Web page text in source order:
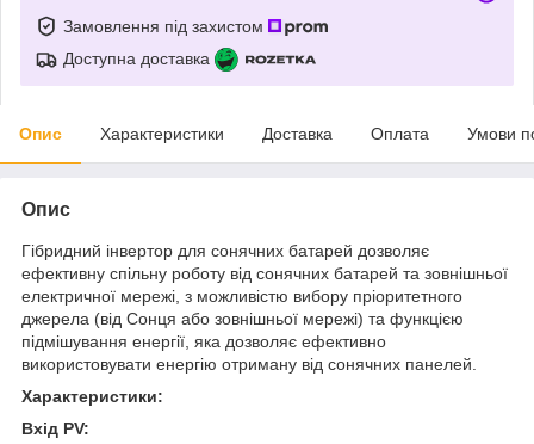
Замовлення під захистом
Доступна доставка
Опис Характеристики Доставка Оплата Умови
Опис
Гібридний інвертор для сонячних батарей дозволяє
ефективну спільну роботу від сонячних батарей та зовнішньої
електричної мережі, з можливістю вибору пріоритетного
джерела (від Сонця або зовнішньої мережі) та функцією
підмішування енергії, яка дозволяє ефективно
використовувати енергію отриману від сонячних панелей.
Характеристики:
Вхід PV: